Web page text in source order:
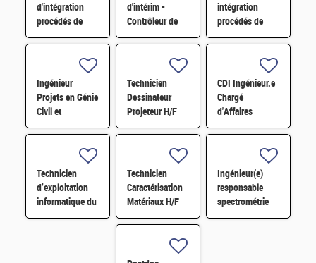
d'intégration
procédés de
fabrication de
puissance GaN
et SiC H/F
d'intérim -
Contrôleur de
gestion H/F
intégration
procédés de
fabrication de
quantiques H/F
Ingénieur
Projets en Génie
Civil et
Parasismique
Technicien
Dessinateur
Projeteur H/F
CDI Ingénieur.e
Chargé
d'Affaires
Travaux -
Technicien
d’exploitation
informatique du
centre de calcul
Technicien
Caractérisation
Matériaux H/F
Ingénieur(e)
responsable
spectrométrie
de masse à ions